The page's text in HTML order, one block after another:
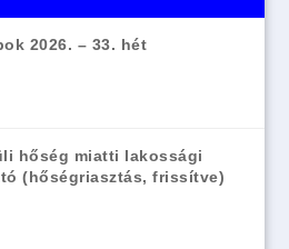
2026. – 33. hét
hőség miatti lakossági
(hőségriasztás, frissítve)